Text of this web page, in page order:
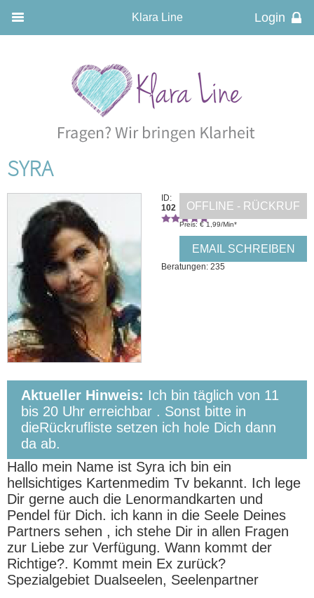
Klara Line
SYRA
OFFLINE - RÜCKRUF
Preis: € 1,99/Min*
EMAIL SCHREIBEN
ID:
102
Beratungen: 235
Aktueller Hinweis: Ich bin täglich von 11
bis 20 Uhr erreichbar . Sonst bitte in
dieRückrufliste setzen ich hole Dich dann
da ab.
Hallo mein Name ist Syra ich bin ein
hellsichtiges Kartenmedim Tv bekannt. Ich lege
Dir gerne auch die Lenormandkarten und
Pendel für Dich. ich kann in die Seele Deines
Partners sehen , ich stehe Dir in allen Fragen
zur Liebe zur Verfügung. Wann kommt der
Richtige?. Kommt mein Ex zurück?
Spezialgebiet Dualseelen, Seelenpartner